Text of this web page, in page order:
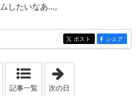
したいなあ...。
entry213
ポスト entry213
シェア
「2021年9月27日」
記事一覧 次の日